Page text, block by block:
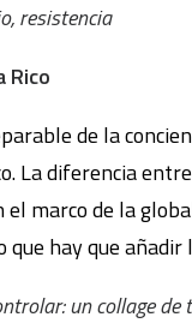
resistencia
Rico
de la
La diferencia
el marco de la
que hay que
un collage de